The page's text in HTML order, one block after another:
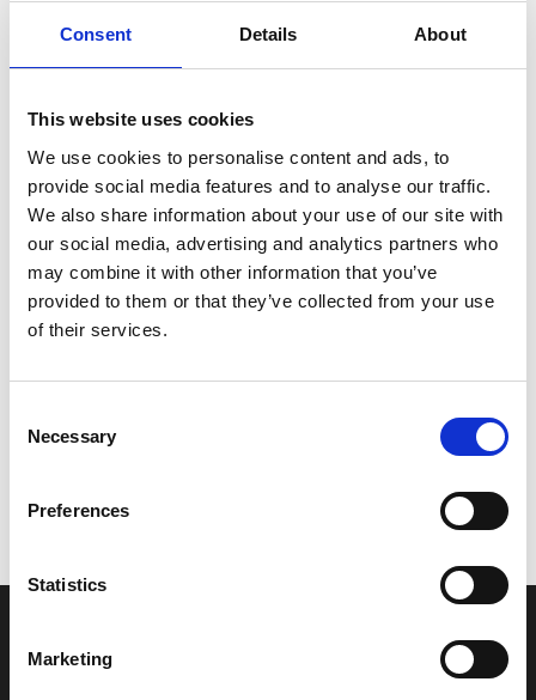
Consent Details About
This website uses cookies
We use cookies to personalise content and ads, to
provide social media features and to analyse our traffic.
We also share information about your use of our site with
our social media, advertising and analytics partners who
may combine it with other information that you’ve
provided to them or that they’ve collected from your use
of their services.
Selection
Necessary
Preferences
Statistics
Marketing
Leveringstid er 5-6 dag(e)
Model/varenr.: 6P2124820000
292,84 DKK
Læg i kurv
Vi oplever i øjeblikket store og hyppige prisændringer i markedet.
Derfor kan der i enkelte tilfælde være produkter, som ikke kan
INFORMATIONER